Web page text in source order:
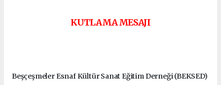
KUTLAMA MESAJI
Beşçeşmeler Esnaf Kültür Sanat Eğitim Derneği (BEKSED)